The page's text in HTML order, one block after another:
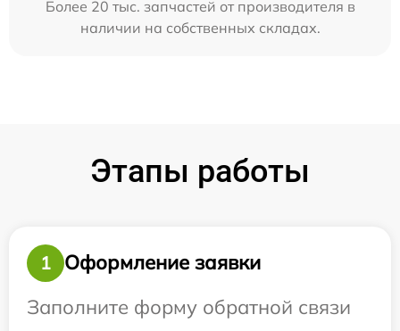
Более 20 тыс. запчастей от производителя в
наличии на собственных складах.
Этапы работы
1
Оформление заявки
Заполните форму обратной связи